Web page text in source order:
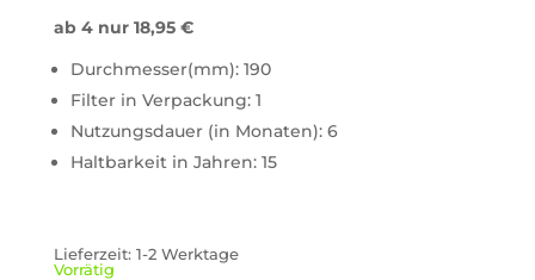
ab 4 nur 18,95 €
Durchmesser(mm): 190
Filter in Verpackung: 1
Nutzungsdauer (in Monaten): 6
Haltbarkeit in Jahren: 15
Lieferzeit: 1-2 Werktage
Vorrätig